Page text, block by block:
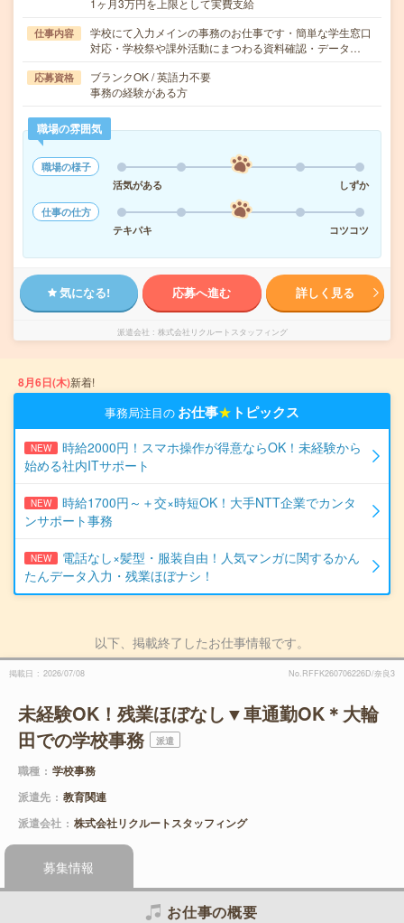
1ヶ月3万円を上限として実費支給
仕事内容
学校にて入力メインの事務のお仕事です・簡単な学生窓口
対応・学校祭や課外活動にまつわる資料確認・データ…
応募資格
ブランクOK / 英語力不要
事務の経験がある方
職場の雰囲気
職場の様子
活気がある
しずか
仕事の仕方
テキパキ
コツコツ
気になる! 応募へ進む 詳しく見る
派遣会社 株式会社リクルートスタッフィング
8月6日(木)新着!
事務局注目の お仕事★ トピックス
NEW
時給2000円！スマホ操作が得意ならOK！未経験から
始める社内ITサポート
NEW
時給1700円～＋交×時短OK！大手NTT企業でカンタ
ンサポート事務
NEW
電話なし×髪型・服装自由！人気マンガに関するかん
たんデータ入力・残業ほぼナシ！
以下、掲載終了したお仕事情報です。
掲載日 2026/07/08 No.RFFK260706226D/奈良3
未経験OK！残業ほぼなし▼車通勤OK＊大輪
田での学校事務
派遣
職種
学校事務
派遣先
教育関連
派遣会社
株式会社リクルートスタッフィング
募集情報
お仕事の概要